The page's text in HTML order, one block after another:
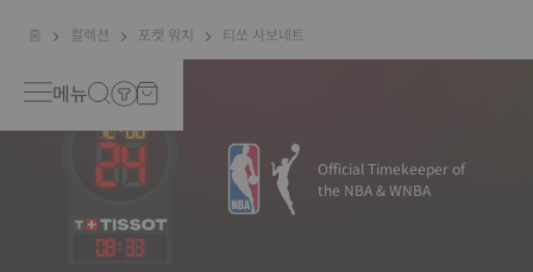
홈 컬렉션 포켓 워치 티쏘 사보네트
메뉴
08: 33
Official Timekeeper of
the NBA & WNBA